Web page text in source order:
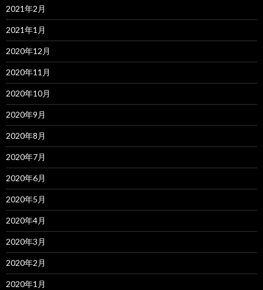
2021年2月
2021年1月
2020年12月
2020年11月
2020年10月
2020年9月
2020年8月
2020年7月
2020年6月
2020年5月
2020年4月
2020年3月
2020年2月
2020年1月